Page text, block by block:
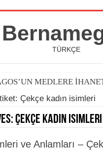
TÜRKÇE
MEDLERE
Çekçe kadın isimleri
Çekçe kadın isimleri
ve Anlamları –